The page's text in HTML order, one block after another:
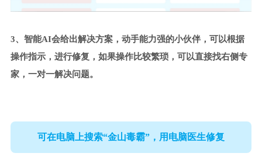
3、智能AI会给出解决方案，动手能力强的小伙伴，可以根据
操作指示，进行修复，如果操作比较繁琐，可以直接找右侧专
家，一对一解决问题。
可在电脑上搜索“金山毒霸”，用电脑医生修复